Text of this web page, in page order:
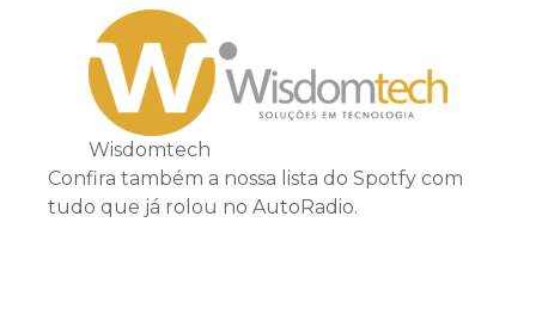
Wisdomtech
Confira também a nossa lista do Spotfy com
tudo que já rolou no AutoRadio.